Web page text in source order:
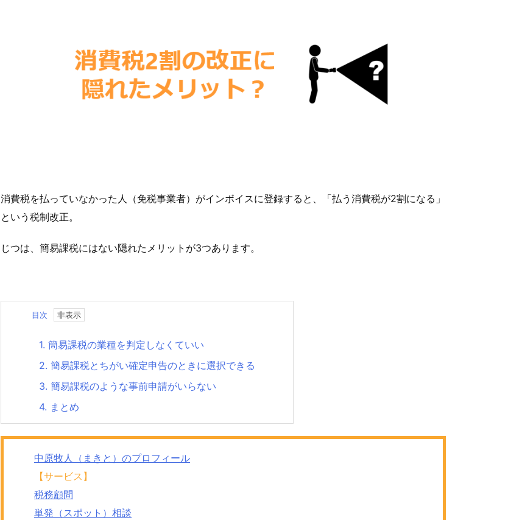
消費税を払っていなかった人（免税事業者）がインボイスに登録すると、「払う消費税が2割になる」
という税制改正。
じつは、簡易課税にはない隠れたメリットが3つあります。
目次
1. 簡易課税の業種を判定しなくていい
2. 簡易課税とちがい確定申告のときに選択できる
3. 簡易課税のような事前申請がいらない
4. まとめ
中原牧人（まきと）のプロフィール
【サービス】
税務顧問
単発（スポット）相談